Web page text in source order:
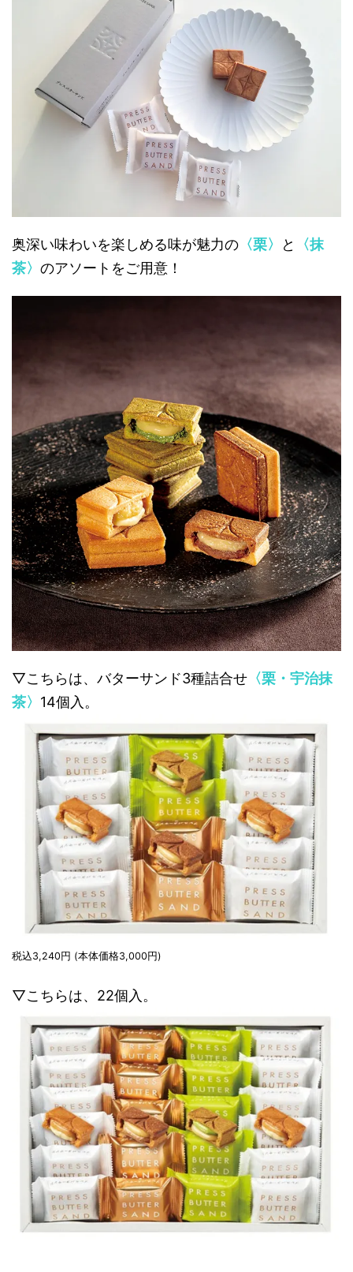
奥深い味わいを楽しめる味が魅力の 〈栗〉 と
〈抹
茶〉 のアソートをご用意！
▽こちらは、バターサンド3種詰合せ 〈栗・宇治抹
茶〉 14個入。
税込3,240円 (本体価格3,000円)
▽こちらは、22個入。